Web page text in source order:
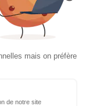
mais on préfère
de notre site